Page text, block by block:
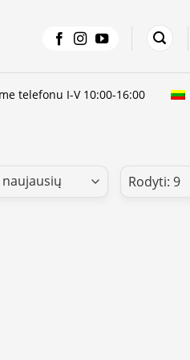
telefonu I-V 10:00-16:00